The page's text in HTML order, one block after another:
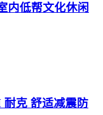
内低帮文化休闲
克 舒适减震防